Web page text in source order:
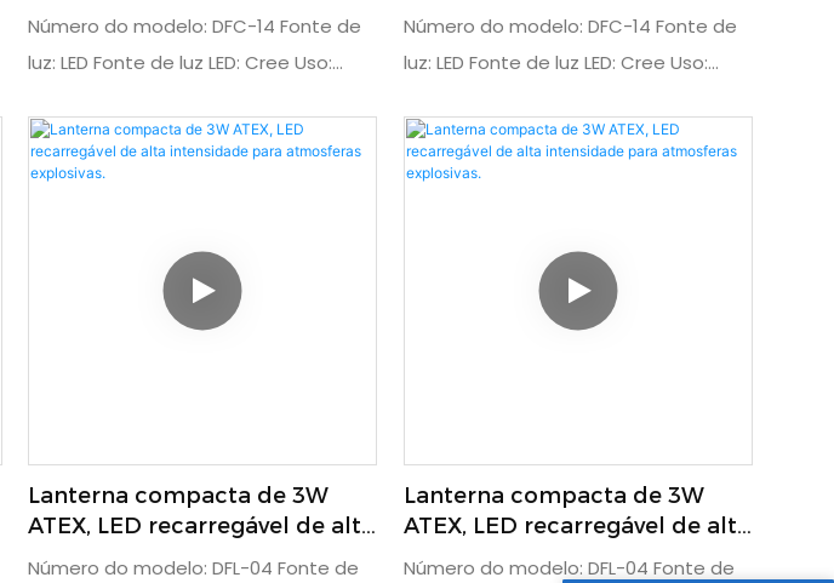
gravação de evidências em
Número do modelo: DFC-14 Fonte de
luz: LED Fonte de luz LED: Cree Uso:
Bateria recarregável Tempo de
iluminação (h): 7 Certificação: CE
corpo da lâmpada: Liga de alumínio
Garantia (anos): 1 Ângulo de visão: 87
graus Pixels da câmera: 16 milhões Wi-
arquivo de vídeo
para coleta de evidências e
Número do modelo: DFC-14 Fonte de
luz: LED Fonte de luz LED: Cree Uso:
Bateria recarregável Tempo de
iluminação (h): 7 Certificação: CE
corpo da lâmpada: Liga de alumínio
Garantia (anos): 1 Ângulo de visão: 87
graus Pixels da câmera: 16 milhões Wi-
arquivo de vídeo
Lanterna compacta de 3W
ATEX, LED recarregável de alta
intensidade para atmosferas
Número do modelo: DFL-04 Fonte de
Lanterna compacta de 3W
ATEX, LED recarregável de alta
intensidade para atmosferas
Número do modelo: DFL-04 Fonte de